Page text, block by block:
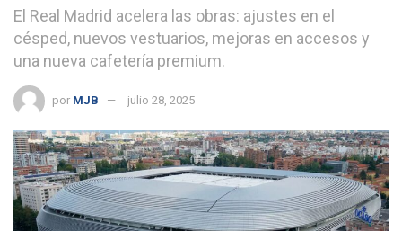
El Real Madrid acelera las obras: ajustes en el
césped, nuevos vestuarios, mejoras en accesos y
una nueva cafetería premium.
por MJB julio 28, 2025